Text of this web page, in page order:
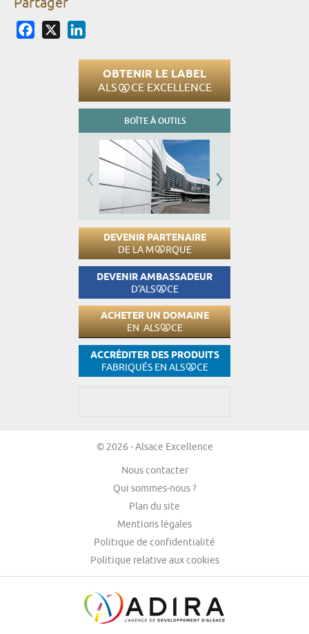
Facebook
OBTENIR LE LABEL
ALS CE EXCELLENCE
BOÎTE À OUTILS
DEVENIR PARTENAIRE
DE LA M RQUE
DEVENIR AMBASSADEUR
D'ALS CE
ACHETER UN DOMAINE
EN .ALS CE
ACCRÉDITER DES PRODUITS
FABRIQUÉS EN ALS CE
© 2026 - Alsace Excellence
Nous contacter
Qui sommes-nous ?
Plan du site
Mentions légales
Politique de confidentialité
Politique relative aux cookies